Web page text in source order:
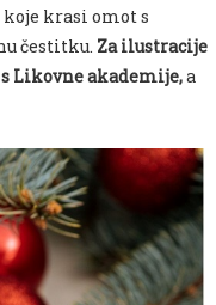
krasi omot s
čestitku. Za ilustracije
Likovne akademije,a